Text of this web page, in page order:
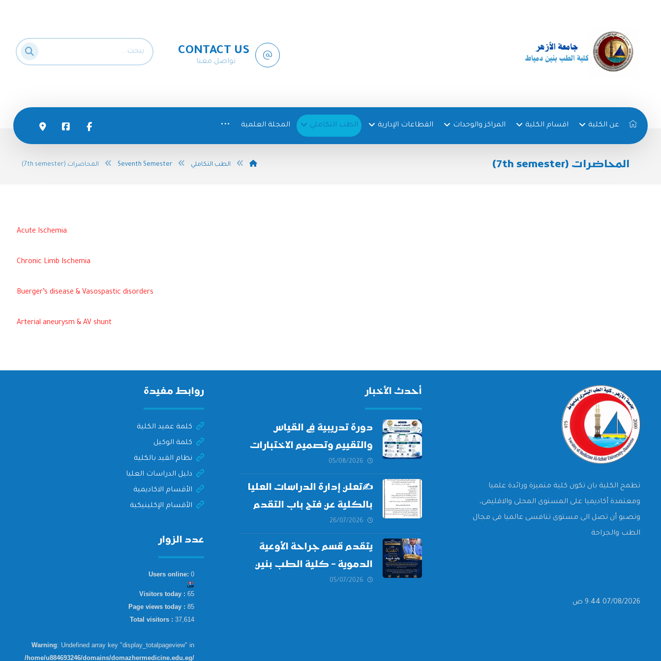
CONTACT US
تواصل معنا
عن الكلية اقسام الكلية المراكز والوحدات القطاعات الإدارية الطب التكاملي المجلة العلمية
المحاضرات (7th semester) الطب التكاملي Seventh Semester المحاضرات (7th semester)
Acute Ischemia
Chronic Limb Ischemia
Buerger’s disease & Vasospastic disorders
Arterial aneurysm & AV shunt
تطمح الكلية بان تكون كلية متميزة ورائدة علميا
ومعتمدة أكاديميا على المستوى المحلى والاقليمى،
وتصبو أن تصل الى مستوى تنافسى عالميا فى مجال
الطب والجراحة
07/08/2026 9:44 ص
أحدث الأخبار
دورة تدريبية في القياس
والتقييم وتصميم الاختبارات
الطبية
05/08/2026
✍تعلن إدارة الدراسات العليا
بالكلية عن فتح باب التقدم
للالتحاق ببرامج الدراسات
العليا لدورة
أكتوبر 2026،
26/07/2026
يتقدم قسم جراحة الأوعية
الدموية – كلية الطب بنين
05/07/2026
روابط مفيدة
كلمة عميد الكلية
كلمة الوكيل
نظام القيد بالكلية
دليل الدراسات العليا
الأقسام الاكاديمية
الأقسام الإكلينيكية
عدد الزوار
Users online: 0
Visitors today : 65
Page views today : 85
Total visitors : 37,614
Warning: Undefined array key "display_totalpageview" in
/home/u884693246/domains/domazhermedicine.edu.eg/